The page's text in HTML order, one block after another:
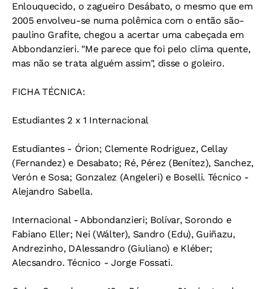
Enlouquecido, o zagueiro Desábato, o mesmo que em
2005 envolveu-se numa polêmica com o então são-
paulino Grafite, chegou a acertar uma cabeçada em
Abbondanzieri. "Me parece que foi pelo clima quente,
mas não se trata alguém assim", disse o goleiro.
FICHA TÉCNICA:
Estudiantes 2 x 1 Internacional
Estudiantes - Órion; Clemente Rodriguez, Cellay
(Fernandez) e Desabato; Ré, Pérez (Benítez), Sanchez,
Verón e Sosa; Gonzalez (Angeleri) e Boselli. Técnico -
Alejandro Sabella.
Internacional - Abbondanzieri; Bolívar, Sorondo e
Fabiano Eller; Nei (Wálter), Sandro (Edu), Guiñazu,
Andrezinho, DAlessandro (Giuliano) e Kléber;
Alecsandro. Técnico - Jorge Fossati.